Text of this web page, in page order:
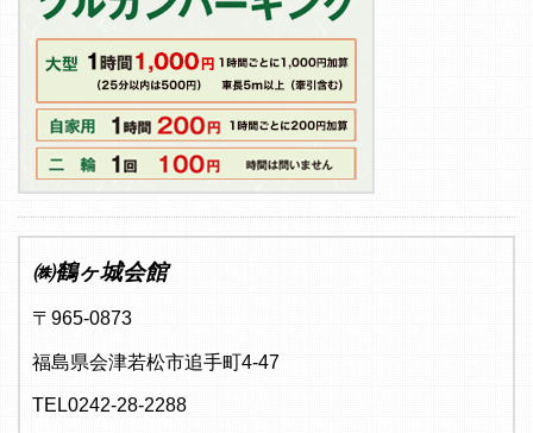
㈱鶴ヶ城会館
〒965-0873
福島県会津若松市追手町4-47
TEL0242-28-2288